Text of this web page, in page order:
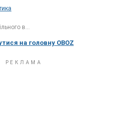
в...
на головну OBOZ